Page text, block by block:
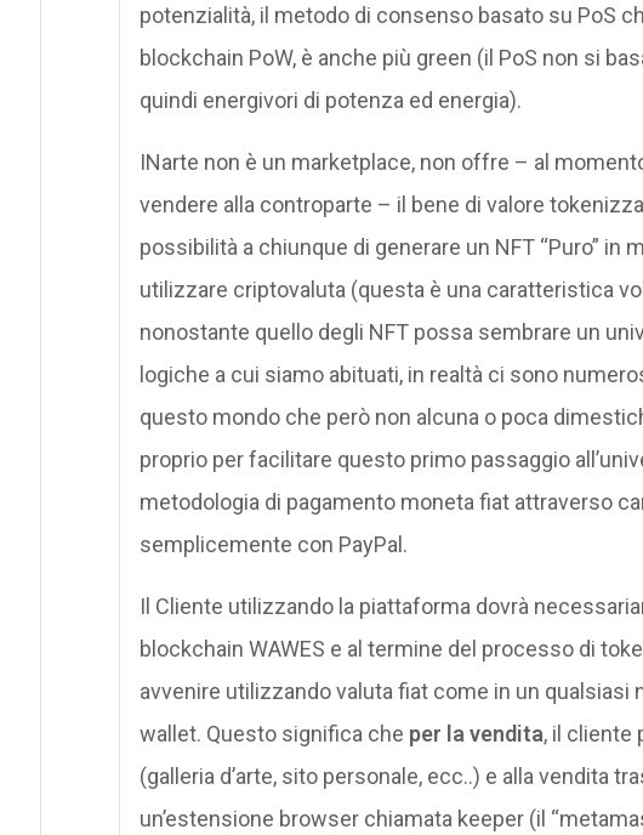
potenzialità, il metodo di consenso basato su PoS
blockchain PoW, è anche più green (il PoS non si
quindi energivori di potenza ed energia).
INarte non è un marketplace, non offre – al
vendere alla controparte – il bene di valore
possibilità a chiunque di generare un NFT “Puro”
utilizzare criptovaluta (questa è una caratteristica
nonostante quello degli NFT possa sembrare un
logiche a cui siamo abituati, in realtà ci sono
questo mondo che però non alcuna o poca
proprio per facilitare questo primo passaggio
metodologia di pagamento moneta fiat attraverso
semplicemente con PayPal.
Il Cliente utilizzando la piattaforma dovrà
blockchain WAWES e al termine del processo di
avvenire utilizzando valuta fiat come in un qualsiasi
wallet. Questo significa che per la vendita, il cliente
(galleria d’arte, sito personale, ecc..) e alla vendita
un’estensione browser chiamata keeper (il